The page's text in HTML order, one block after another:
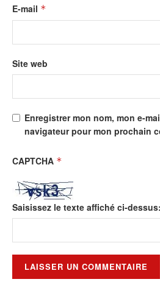
E-mail *
Site web
Enregistrer mon nom, mon e-
navigateur pour mon prochain
CAPTCHA *
Saisissez le texte affiché ci-dessus: